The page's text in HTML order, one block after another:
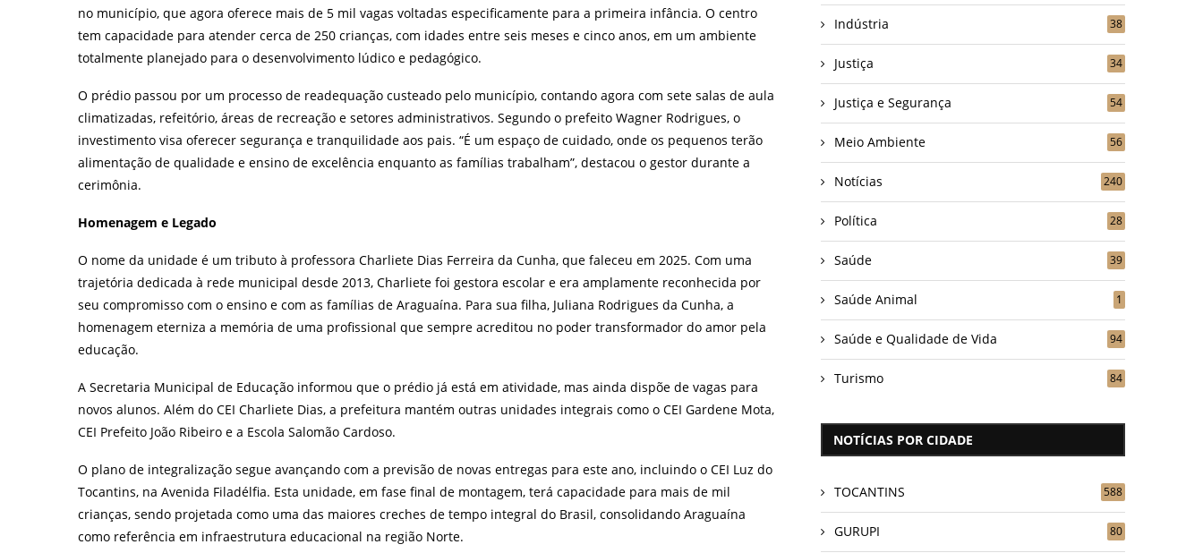
no município, que agora oferece mais de 5 mil vagas voltadas especificamente para a primeira infância. O centro
tem capacidade para atender cerca de 250 crianças, com idades entre seis meses e cinco anos, em um ambiente
totalmente planejado para o desenvolvimento lúdico e pedagógico.
O prédio passou por um processo de readequação custeado pelo município, contando agora com sete salas de aula
climatizadas, refeitório, áreas de recreação e setores administrativos. Segundo o prefeito Wagner Rodrigues, o
investimento visa oferecer segurança e tranquilidade aos pais. “É um espaço de cuidado, onde os pequenos terão
alimentação de qualidade e ensino de excelência enquanto as famílias trabalham”, destacou o gestor durante a
cerimônia.
Homenagem e Legado
O nome da unidade é um tributo à professora Charliete Dias Ferreira da Cunha, que faleceu em 2025. Com uma
trajetória dedicada à rede municipal desde 2013, Charliete foi gestora escolar e era amplamente reconhecida por
seu compromisso com o ensino e com as famílias de Araguaína. Para sua filha, Juliana Rodrigues da Cunha, a
homenagem eterniza a memória de uma profissional que sempre acreditou no poder transformador do amor pela
educação.
A Secretaria Municipal de Educação informou que o prédio já está em atividade, mas ainda dispõe de vagas para
novos alunos. Além do CEI Charliete Dias, a prefeitura mantém outras unidades integrais como o CEI Gardene Mota,
CEI Prefeito João Ribeiro e a Escola Salomão Cardoso.
O plano de integralização segue avançando com a previsão de novas entregas para este ano, incluindo o CEI Luz do
Tocantins, na Avenida Filadélfia. Esta unidade, em fase final de montagem, terá capacidade para mais de mil
crianças, sendo projetada como uma das maiores creches de tempo integral do Brasil, consolidando Araguaína
como referência em infraestrutura educacional na região Norte.
Indústria 38
Justiça 34
Justiça e Segurança 54
Meio Ambiente 56
Notícias 240
Política 28
Saúde 39
Saúde Animal 1
Saúde e Qualidade de Vida 94
Turismo 84
NOTÍCIAS POR CIDADE
TOCANTINS 588
GURUPI 80